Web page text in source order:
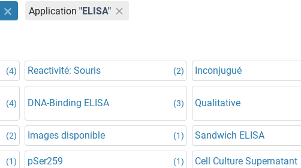
Application "ELISA"
(4) Reactivité: Souris (2) Inconjugué
(4) DNA-Binding ELISA (3) Qualitative
(2) Images disponible (1) Sandwich ELISA
(1) pSer259 (1) Cell Culture Supernatant